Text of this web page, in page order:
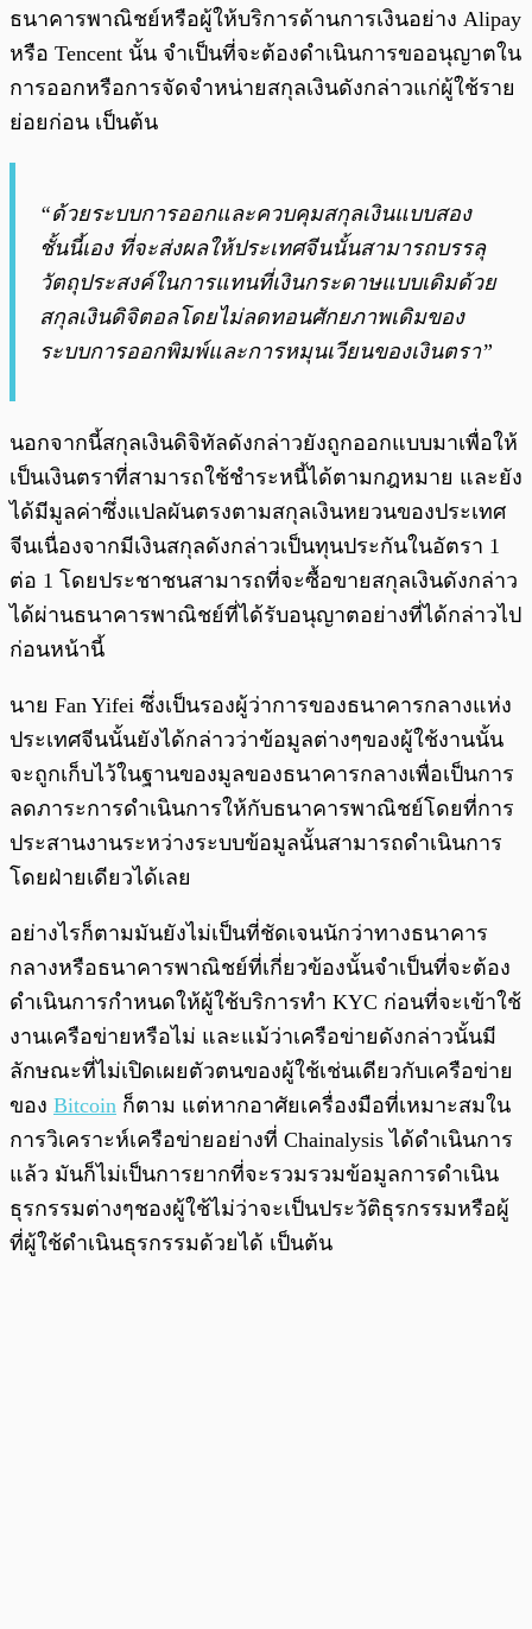
ธนาคารพาณิชย์หรือผู้ให้บริการด้านการเงินอย่าง Alipay
หรือ Tencent นั้น จำเป็นที่จะต้องดำเนินการขออนุญาตใน
การออกหรือการจัดจำหน่ายสกุลเงินดังกล่าวแก่ผู้ใช้ราย
ย่อยก่อน เป็นต้น
“ด้วยระบบการออกและควบคุมสกุลเงินแบบสอง
ชั้นนี้เอง ที่จะส่งผลให้ประเทศจีนนั้นสามารถบรรลุ
วัตถุประสงค์ในการแทนที่เงินกระดาษแบบเดิมด้วย
สกุลเงินดิจิตอลโดยไม่ลดทอนศักยภาพเดิมของ
ระบบการออกพิมพ์และการหมุนเวียนของเงินตรา”
นอกจากนี้สกุลเงินดิจิทัลดังกล่าวยังถูกออกแบบมาเพื่อให้
เป็นเงินตราที่สามารถใช้ชำระหนี้ได้ตามกฎหมาย และยัง
ได้มีมูลค่าซึ่งแปลผันตรงตามสกุลเงินหยวนของประเทศ
จีนเนื่องจากมีเงินสกุลดังกล่าวเป็นทุนประกันในอัตรา 1
ต่อ 1 โดยประชาชนสามารถที่จะซื้อขายสกุลเงินดังกล่าว
ได้ผ่านธนาคารพาณิชย์ที่ได้รับอนุญาตอย่างที่ได้กล่าวไป
ก่อนหน้านี้
นาย Fan Yifei ซึ่งเป็นรองผู้ว่าการของธนาคารกลางแห่ง
ประเทศจีนนั้นยังได้กล่าวว่าข้อมูลต่างๆของผู้ใช้งานนั้น
จะถูกเก็บไว้ในฐานของมูลของธนาคารกลางเพื่อเป็นการ
ลดภาระการดำเนินการให้กับธนาคารพาณิชย์โดยที่การ
ประสานงานระหว่างระบบข้อมูลนั้นสามารถดำเนินการ
โดยฝ่ายเดียวได้เลย
อย่างไรก็ตามมันยังไม่เป็นที่ชัดเจนนักว่าทางธนาคาร
กลางหรือธนาคารพาณิชย์ที่เกี่ยวข้องนั้นจำเป็นที่จะต้อง
ดำเนินการกำหนดให้ผู้ใช้บริการทำ KYC ก่อนที่จะเข้าใช้
งานเครือข่ายหรือไม่ และแม้ว่าเครือข่ายดังกล่าวนั้นมี
ลักษณะที่ไม่เปิดเผยตัวตนของผู้ใช้เช่นเดียวกับเครือข่าย
ของ Bitcoin ก็ตาม แต่หากอาศัยเครื่องมือที่เหมาะสมใน
การวิเคราะห์เครือข่ายอย่างที่ Chainalysis ได้ดำเนินการ
แล้ว มันก็ไม่เป็นการยากที่จะรวมรวมข้อมูลการดำเนิน
ธุรกรรมต่างๆชองผู้ใช้ไม่ว่าจะเป็นประวัติธุรกรรมหรือผู้
ที่ผู้ใช้ดำเนินธุรกรรมด้วยได้ เป็นต้น